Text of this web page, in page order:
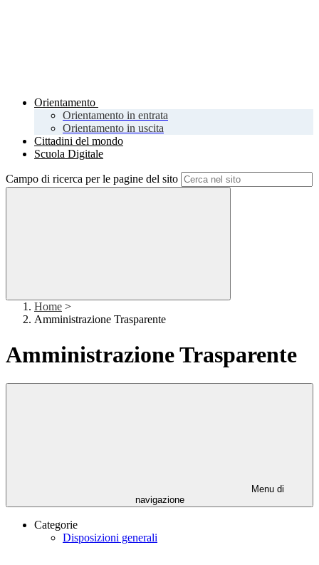
Orientamento
Orientamento in entrata
Orientamento in uscita
Cittadini del mondo
Scuola Digitale
Campo di ricerca per le pagine del sito
Home >
Amministrazione Trasparente
Amministrazione Trasparente
Menu di
navigazione
Categorie
Disposizioni generali